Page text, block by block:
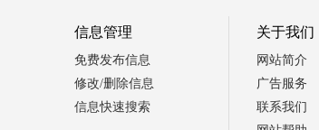
信息管理
免费发布信息
修改/删除信息
信息快速搜索
关于我们
网站简介
广告服务
联系我们